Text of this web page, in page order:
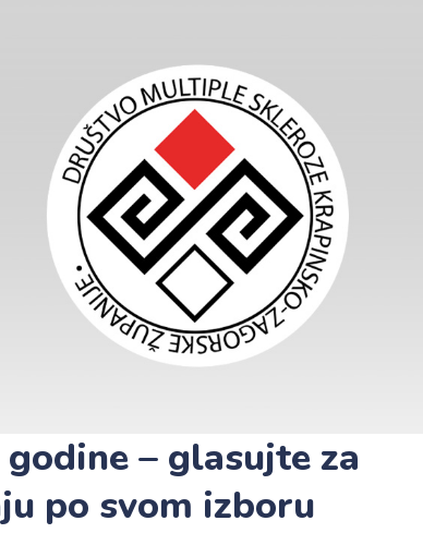
– glasujte za
po svom izboru